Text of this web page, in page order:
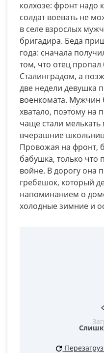
колхозе: фронт надо
солдат воевать не
в селе взрослых
бригадира. Беда
года: сначала
том, что отец
Сталинградом, а
две недели девушка
военкомата. Мужчин
хватало, поэтому на
чаще стали
вчерашние
Провожая на фронт,
бабушка, только что
войне. В дорогу она
гребешок, который
напоминанием о
холодные зимние и